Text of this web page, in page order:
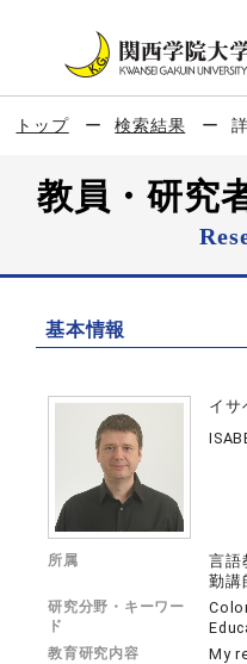
トップ 検索結果
教員・研究
基本情報
イ
所属
言語
勤講
研究分野・キーワー
ド
教育研究内容
My